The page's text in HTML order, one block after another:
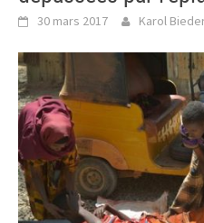
30 mars 2017 Karol